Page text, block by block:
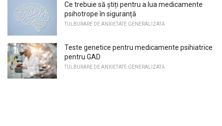
Ce trebuie să știți pentru a lua medicamente
psihotrope în siguranță
TULBURARE DE ANXIETATE GENERALIZATĂ
Teste genetice pentru medicamente psihiatrice
pentru GAD
TULBURARE DE ANXIETATE GENERALIZATĂ